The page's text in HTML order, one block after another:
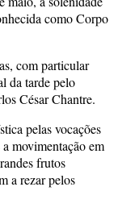
como Corpo
com particular
da tarde pelo
César Chantre.
pelas vocações
movimentação em
frutos
a rezar pelos